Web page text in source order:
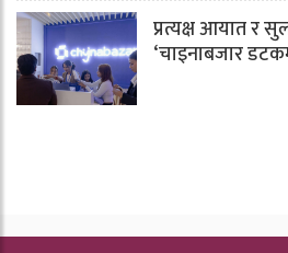
प्रत्यक्ष आयात र
‘चाइनाबजार